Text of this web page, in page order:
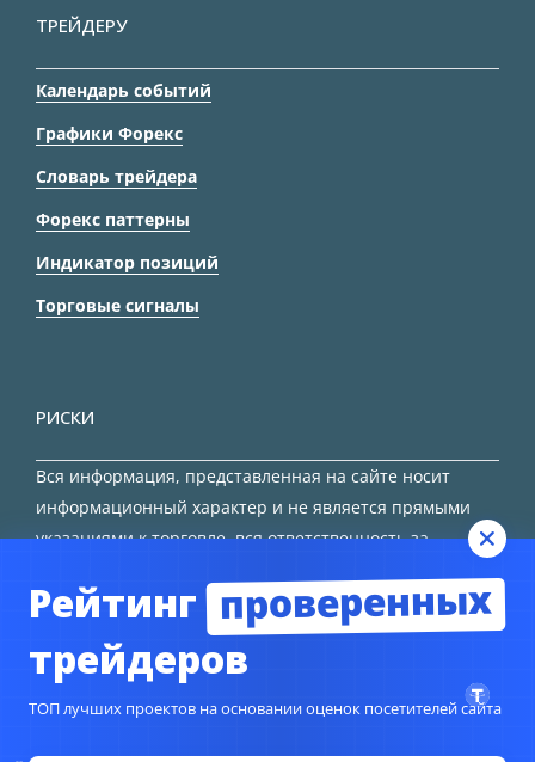
ТРЕЙДЕРУ
Календарь событий
Графики Форекс
Словарь трейдера
Форекс паттерны
Индикатор позиций
Торговые сигналы
РИСКИ
Вся информация, представленная на сайте носит
информационный характер и не является прямыми
указаниями к торговле, вся ответственность за
Рейтинг проверенных
трейдеров
ТОП лучших проектов на основании оценок посетителей сайта